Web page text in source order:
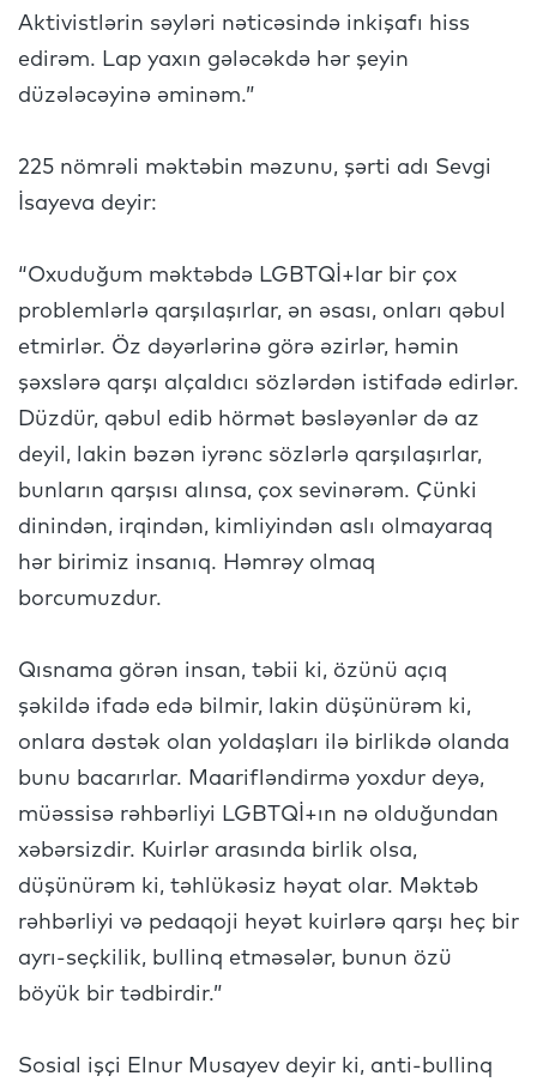
Aktivistlərin səyləri nəticəsində inkişafı hiss
edirəm. Lap yaxın gələcəkdə hər şeyin
düzələcəyinə əminəm.”
225 nömrəli məktəbin məzunu, şərti adı Sevgi
İsayeva deyir:
“Oxuduğum məktəbdə LGBTQİ+lar bir çox
problemlərlə qarşılaşırlar, ən əsası, onları qəbul
etmirlər. Öz dəyərlərinə görə əzirlər, həmin
şəxslərə qarşı alçaldıcı sözlərdən istifadə edirlər.
Düzdür, qəbul edib hörmət bəsləyənlər də az
deyil, lakin bəzən iyrənc sözlərlə qarşılaşırlar,
bunların qarşısı alınsa, çox sevinərəm. Çünki
dinindən, irqindən, kimliyindən aslı olmayaraq
hər birimiz insanıq. Həmrəy olmaq
borcumuzdur.
Qısnama görən insan, təbii ki, özünü açıq
şəkildə ifadə edə bilmir, lakin düşünürəm ki,
onlara dəstək olan yoldaşları ilə birlikdə olanda
bunu bacarırlar. Maarifləndirmə yoxdur deyə,
müəssisə rəhbərliyi LGBTQİ+ın nə olduğundan
xəbərsizdir. Kuirlər arasında birlik olsa,
düşünürəm ki, təhlükəsiz həyat olar. Məktəb
rəhbərliyi və pedaqoji heyət kuirlərə qarşı heç bir
ayrı-seçkilik, bullinq etməsələr, bunun özü
böyük bir tədbirdir.”
Sosial işçi Elnur Musayev deyir ki, anti-bullinq